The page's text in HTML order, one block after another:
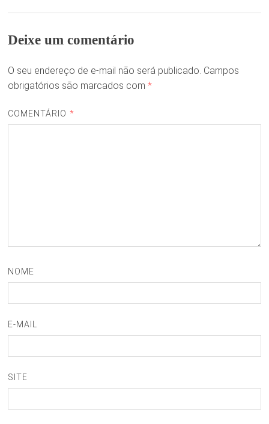
Deixe um comentário
O seu endereço de e-mail não será publicado. Campos
obrigatórios são marcados com *
COMENTÁRIO *
NOME
E-MAIL
SITE